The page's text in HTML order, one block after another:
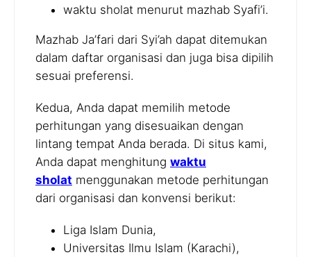
waktu sholat menurut mazhab Syafi’i.
Mazhab Ja’fari dari Syi’ah dapat ditemukan
dalam daftar organisasi dan juga bisa dipilih
sesuai preferensi.
Kedua, Anda dapat memilih metode
perhitungan yang disesuaikan dengan
lintang tempat Anda berada. Di situs kami,
Anda dapat menghitung waktu
sholat menggunakan metode perhitungan
dari organisasi dan konvensi berikut:
Liga Islam Dunia,
Universitas Ilmu Islam (Karachi),